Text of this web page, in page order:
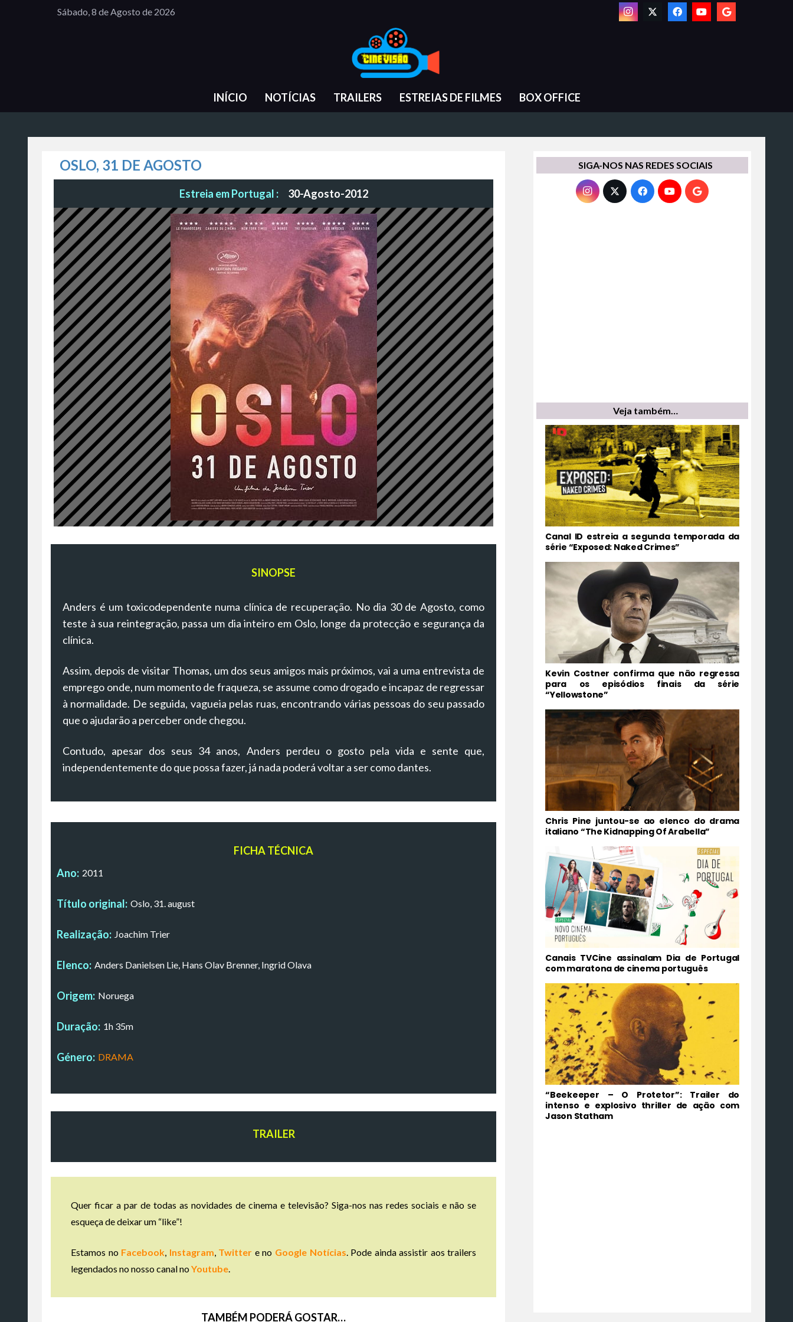
Sábado, 8 de Agosto de 2026
INÍCIO NOTÍCIAS TRAILERS ESTREIAS DE FILMES BOX OFFICE
OSLO, 31 DE AGOSTO
Estreia em Portugal : 30-Agosto-2012
SINOPSE
Anders é um toxicodependente numa clínica de recuperação. No dia 30 de Agosto, como
teste à sua reintegração, passa um dia inteiro em Oslo, longe da protecção e segurança da
clínica.
Assim, depois de visitar Thomas, um dos seus amigos mais próximos, vai a uma entrevista de
emprego onde, num momento de fraqueza, se assume como drogado e incapaz de regressar
à normalidade. De seguida, vagueia pelas ruas, encontrando várias pessoas do seu passado
que o ajudarão a perceber onde chegou.
Contudo, apesar dos seus 34 anos, Anders perdeu o gosto pela vida e sente que,
independentemente do que possa fazer, já nada poderá voltar a ser como dantes.
FICHA TÉCNICA
Ano: 2011
Título original: Oslo, 31. august
Realização: Joachim Trier
Elenco: Anders Danielsen Lie, Hans Olav Brenner, Ingrid Olava
Origem: Noruega
Duração: 1h 35m
Género: DRAMA
TRAILER
Quer ficar a par de todas as novidades de cinema e televisão? Siga-nos nas redes sociais e não se
esqueça de deixar um “like”!
Estamos no Facebook, Instagram, Twitter e no Google Notícias. Pode ainda assistir aos trailers
legendados no nosso canal noYoutube.
TAMBÉM PODERÁ GOSTAR…
SIGA-NOS NAS REDES SOCIAIS
Veja também…
Canal ID estreia a segunda temporada da
série “Exposed: Naked Crimes”
Kevin Costner confirma que não regressa
para os episódios finais da série
“Yellowstone”
Chris Pine juntou-se ao elenco do drama
italiano “The Kidnapping Of Arabella”
Canais TVCine assinalam Dia de Portugal
com maratona de cinema português
“Beekeeper – O Protetor”: Trailer do
intenso e explosivo thriller de ação com
Jason Statham